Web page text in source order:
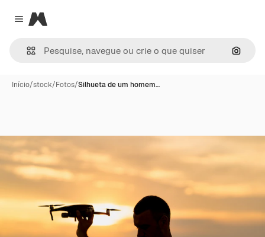
Close menu
Magnific
Início/stock/Fotos/Silhueta de um homem…